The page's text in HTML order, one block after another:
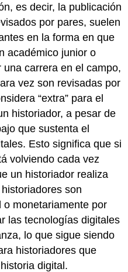
es decir, la publicación
por pares, suelen
en la forma en que
académico junior o
carrera en el campo,
vez son revisadas por
“extra” para el
historiador, a pesar de
que sustenta el
Esto significa que si
volviendo cada vez
un historiador realiza
son
o monetariamente por
las tecnologías digitales
lo que sigue siendo
historiadores que
digital.